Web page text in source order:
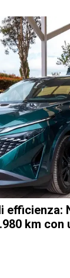
efficienza:
km con